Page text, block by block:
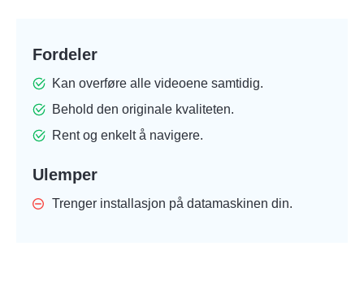
Trinn 3.
Fordeler
Kan overføre alle videoene samtidig.
Behold den originale kvaliteten.
Rent og enkelt å navigere.
Ulemper
Trenger installasjon på datamaskinen din.